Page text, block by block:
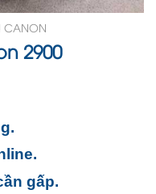
CANON
2900
gấp.